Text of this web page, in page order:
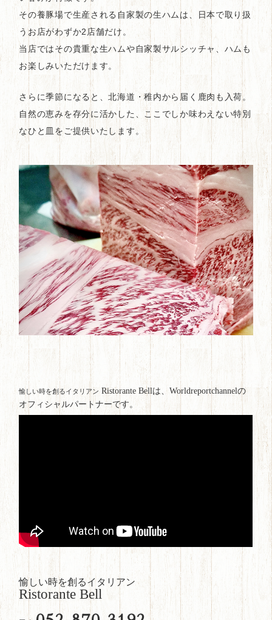
その養豚場で生産される自家製の生ハムは、日本で取り扱
うお店がわずか2店舗だけ。
当店ではその貴重な生ハムや自家製サルシッチャ、ハムも
お楽しみいただけます。
さらに季節になると、北海道・稚内から届く鹿肉も入荷。
自然の恵みを存分に活かした、ここでしか味わえない特別
なひと皿をご提供いたします。
愉しい時を創るイタリアン Ristorante Bellは、Worldreportchannelの
オフィシャルパートナーです。
愉しい時を創るイタリアン
Ristorante Bell